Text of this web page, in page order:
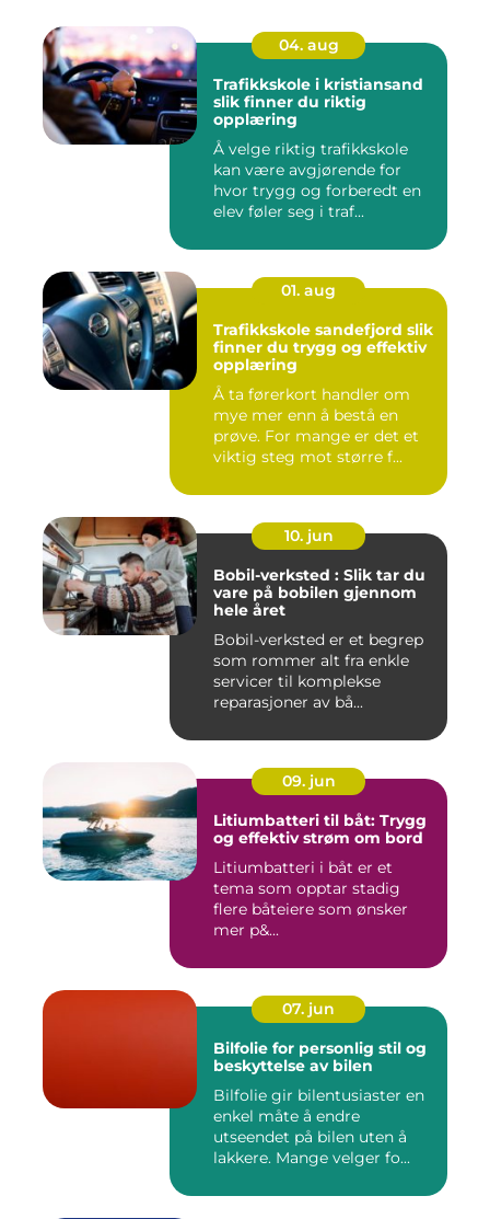
04. aug
Trafikkskole i kristiansand
slik finner du riktig
opplæring
Å velge riktig trafikkskole
kan være avgjørende for
hvor trygg og forberedt en
elev føler seg i traf...
01. aug
Trafikkskole sandefjord slik
finner du trygg og effektiv
opplæring
Å ta førerkort handler om
mye mer enn å bestå en
prøve. For mange er det et
viktig steg mot større f...
10. jun
Bobil-verksted : Slik tar du
vare på bobilen gjennom
hele året
Bobil-verksted er et begrep
som rommer alt fra enkle
servicer til komplekse
reparasjoner av bå...
09. jun
Litiumbatteri til båt: Trygg
og effektiv strøm om bord
Litiumbatteri i båt er et
tema som opptar stadig
flere båteiere som ønsker
mer p&...
07. jun
Bilfolie for personlig stil og
beskyttelse av bilen
Bilfolie gir bilentusiaster en
enkel måte å endre
utseendet på bilen uten å
lakkere. Mange velger fo...